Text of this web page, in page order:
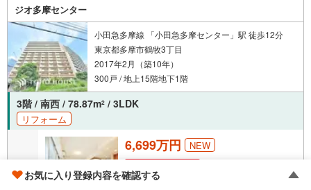
ジオ多摩センター
小田急多摩線 「小田急多摩センター」駅 徒歩12分
東京都多摩市鶴牧3丁目
2017年2月（築10年）
300戸 / 地上15階地下1階
3階 / 南西 / 78.87m2 / 3LDK
リフォーム
6,699万円 NEW
お気に入り登録内容を確認する